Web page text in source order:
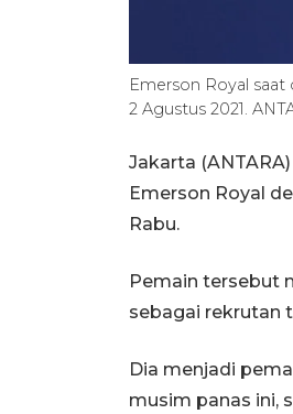
Emerson Royal
2 Agustus 2021.
Jakarta
Emerson Royal
Rabu.
Pemain tersebut
sebagai rekrutan
Dia menjadi
musim panas ini,